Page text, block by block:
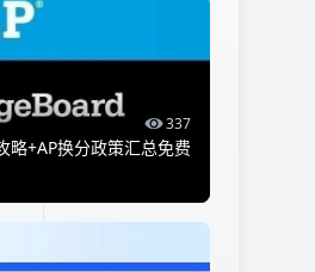
337
略+AP换分政策汇总免费